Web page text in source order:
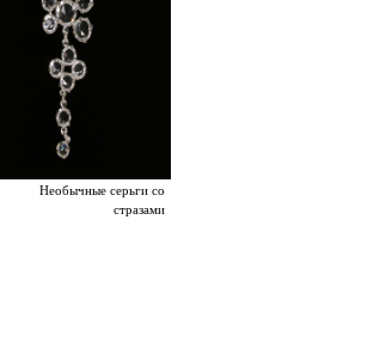
Необычные серьги со
стразами